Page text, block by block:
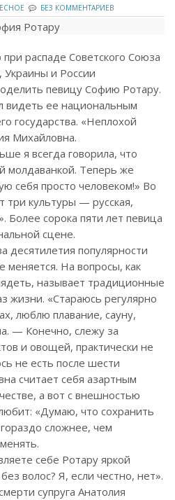
БЕЗ КОММЕНТАРИЕВ
распаде Советского Союза
и России
певицу Софию Ротару.
видеть ее национальным
государства. «Неплохой
Михайловна.
я всегда говорила, что
молдаванкой. Теперь же
себя просто человеком!» Во
культуры — русская,
Более сорока пяти лет певица
сцене.
десятилетия популярности
меняется. На вопросы, как
называет традиционные
жизни. «Стараюсь регулярно
люблю плавание, сауну,
— Конечно, слежу за
и овощей, практически не
не есть после шести
считает себя азартным
а вот с внешностью
«Думаю, что сохранить
сложнее, чем
себе Ротару яркой
волос? Я, если честно, нет».
супруга Анатолия